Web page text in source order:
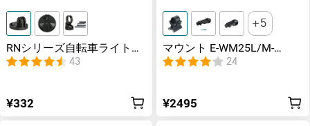
RNシリーズ自転車ライトパ
ーツ GOPROマウント/
GARMINMOUNT/テールラ
43
¥332
5
マウント E-WM25L/M-
LOK/Pic Rail/Hellcat Rail
Mount/X-WM03/M-WM
24
¥2495